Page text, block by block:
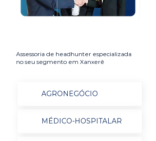
Assessoria de headhunter especializada
no seu segmento em Xanxerê
AGRONEGÓCIO
MÉDICO-HOSPITALAR